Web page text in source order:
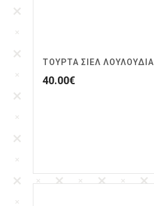
ΤΟΎΡΤΑ ΣΙΕΛ ΛΟΥΛΟΎΔΙΑ
40.00€